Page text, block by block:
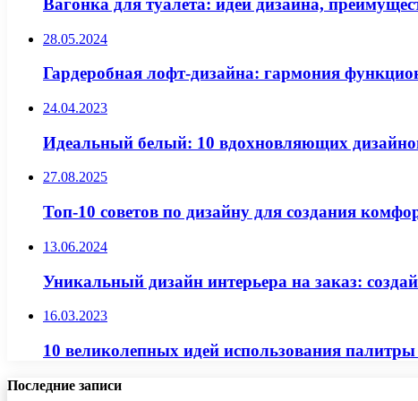
Вагонка для туалета: идеи дизайна,
28.05.2024
Гардеробная лофт-дизайна: гармония
24.04.2023
Идеальный белый: 10 вдохновляющих
27.08.2025
Топ-10 советов по дизайну для создания
13.06.2024
Уникальный дизайн интерьера на заказ:
16.03.2023
10 великолепных идей использования
Последние записи